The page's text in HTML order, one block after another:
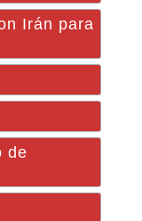
Irán para
de